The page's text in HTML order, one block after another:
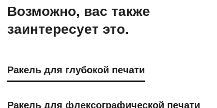
Возможно, вас также
заинтересует это.
Ракель для глубокой печати
Ракель для флексографической печати